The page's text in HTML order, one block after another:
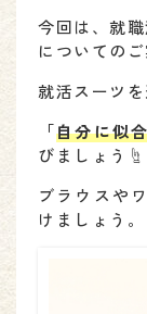
今回は、就
についての
就活スーツを
「自分に似
びましょう☝
ブラウスや
けましょう。